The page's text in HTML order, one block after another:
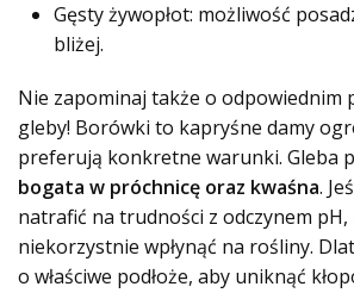
Gęsty żywopłot: możliwość
bliżej.
Nie zapominaj także o odpowiednim
gleby! Borówki to kapryśne damy
preferują konkretne warunki. Gleba
bogata w próchnicę oraz kwaśna.
natrafić na trudności z odczynem pH,
niekorzystnie wpłynąć na rośliny.
o właściwe podłoże, aby uniknąć